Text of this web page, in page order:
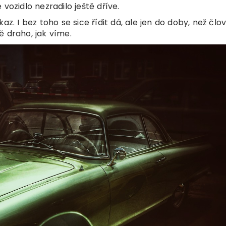
nezradilo ještě dříve.
I bez toho se sice řídit dá, ale jen do doby, než
draho, jak víme.